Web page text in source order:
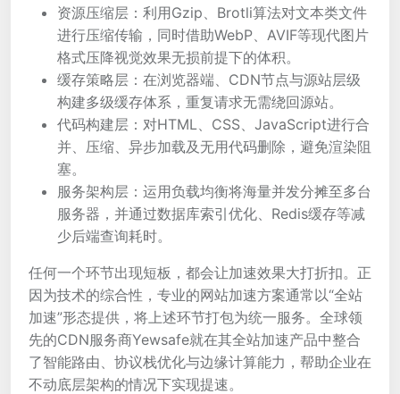
资源压缩层：利用Gzip、Brotli算法对文本类文件
进行压缩传输，同时借助WebP、AVIF等现代图片
格式压降视觉效果无损前提下的体积。
缓存策略层：在浏览器端、CDN节点与源站层级
构建多级缓存体系，重复请求无需绕回源站。
代码构建层：对HTML、CSS、JavaScript进行合
并、压缩、异步加载及无用代码删除，避免渲染阻
塞。
服务架构层：运用负载均衡将海量并发分摊至多台
服务器，并通过数据库索引优化、Redis缓存等减
少后端查询耗时。
任何一个环节出现短板，都会让加速效果大打折扣。正
因为技术的综合性，专业的网站加速方案通常以“全站
加速”形态提供，将上述环节打包为统一服务。全球领
先的CDN服务商Yewsafe就在其全站加速产品中整合
了智能路由、协议栈优化与边缘计算能力，帮助企业在
不动底层架构的情况下实现提速。